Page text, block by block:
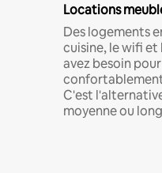
Locations
Des logements
cuisine, le wifi
avez besoin
C'est
moyenne ou